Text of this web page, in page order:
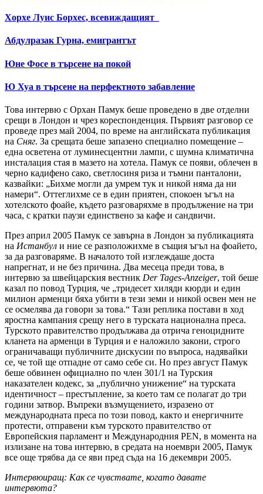
Хорхе Луис Борхес, всевиждащият
Абдулразак Гурна, емигрантът
Юне Фосе в търсене на покой
Ю Хуа в търсене на перфектното забавление
Това интервю с Орхан Памук беше проведено в две отделни
срещи в Лондон и чрез кореспонденция. Първият разговор се
проведе през май 2004, по време на английската публикация
на Сняг. За срещата беше запазено специално помещение –
една осветена от луминесцентни лампи, с шумна климатична
инсталация стая в мазето на хотела. Памук се появи, облечен в
черно кадифено сако, светлосиня риза и тъмни панталони,
казвайки: „Бихме могли да умрем тук и никой няма да ни
намери“. Оттеглихме се в един приятен, спокоен ъгъл на
хотелското фоайе, където разговаряхме в продължение на три
часа, с кратки паузи единствено за кафе и сандвичи.
През април 2005 Памук се завърна в Лондон за публикацията
на Истанбул и ние се разположихме в същия ъгъл на фоайето,
за да разговаряме. В началото той изглеждаше доста
напрегнат, и не без причина. Два месеца преди това, в
интервю за швейцарския вестник Der Tages-Anzeiger, той беше
казал по повод Турция, че „тридесет хиляди кюрди и един
милион арменци бяха убити в тези земи и никой освен мен не
се осмелява да говори за това.“ Тази реплика постави в ход
яростна кампания срещу него в турската национална преса.
Турското правителство продължава да отрича геноцидните
кланета на арменци в Турция и е наложило закони, строго
ограничаващи публичните дискусии по въпроса, надявайки
се, че той ще отпадне от само себе си. Но през август Памук
беше обвинен официално по член 301/1 на Турския
наказателен кодекс, за „публично унижение“ на турската
идентичност – престъпление, за което там се полагат до три
години затвор. Въпреки възмущението, изразено от
международната преса по този повод, както и енергичните
протести, отправени към турското правителство от
Европейския парламент и Международния PEN, в момента на
излизане на това интервю, в средата на ноември 2005, Памук
все още трябва да се яви пред съда на 16 декември 2005.
Интервюиращ: Как се чувствате, когато давате
интервюта?